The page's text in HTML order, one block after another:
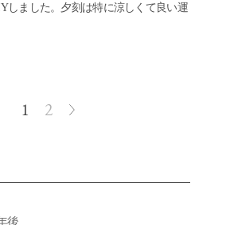
しました。夕刻は特に涼しくて良い運
1 2
後